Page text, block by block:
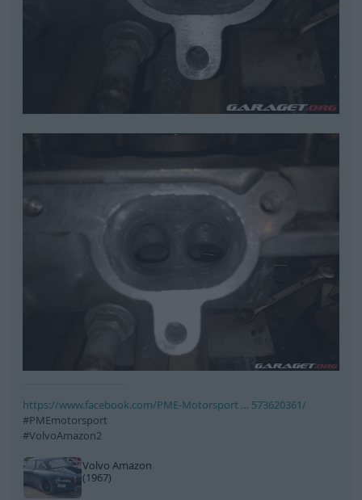
https://www.facebook.com/PME-Motorsport … 573620361/
#PMEmotorsport
#VolvoAmazon2
Volvo Amazon
(1967)